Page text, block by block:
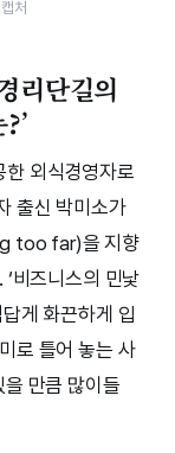
처
리단길의
한 외식경영자로
출신 박미소가
too far)을 지향
비즈니스의 민낯
게 화끈하게 입
로 틀어 놓는 사
만큼 많이들